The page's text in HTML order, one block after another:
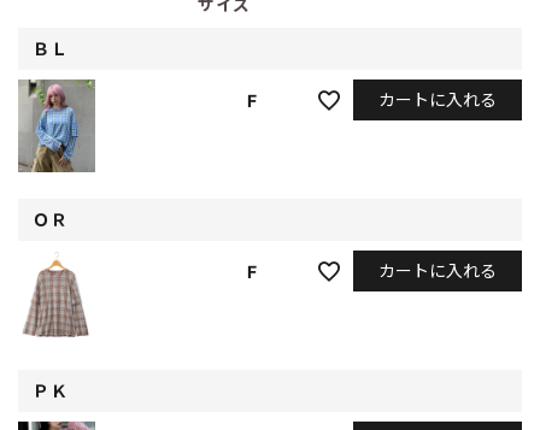
サイズ
ＢＬ
F カートに入れる
ＯＲ
F カートに入れる
ＰＫ